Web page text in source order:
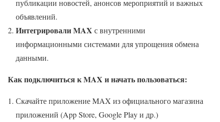
публикации новостей, анонсов мероприятий и важных
объявлений.
Интегрировали MAX с внутренними
информационными системами для упрощения обмена
данными.
Как подключиться к MAX и начать пользоваться:
Скачайте приложение MAX из официального магазина
приложений (App Store, Google Play и др.)